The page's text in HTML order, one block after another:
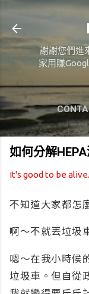
謝謝您們進
家用賺
ABOUT
如何分解
It's good to be alive.
不知道大家都怎
啊～不就丟垃圾
嗯～在我小時候
垃圾車。但自從